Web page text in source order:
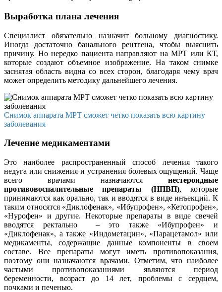
Выработка плана лечения
Специалист обязательно назначит больному диагностику.
Иногда достаточно банального рентгена, чтобы выяснить
причину. Но нередко пациента направляют на МРТ или КТ,
которые создают объемное изображение. На таком снимке
заснятая область видна со всех сторон, благодаря чему врач
может определить методику дальнейшего лечения.
Снимок аппарата МРТ сможет четко показать всю картину
заболевания
Лечение медикаментами
Это наиболее распространенный способ лечения такого
недуга или снижения и устранения болевых ощущений. Чаще
всего врачами назначаются нестероидные
противовоспалительные препараты (НПВП), которые
принимаются как орально, так и вводятся в виде инъекций. К
таким относятся «Диклофенак», «Ибупрофен», «Кетопрофен»,
«Нурофен» и другие. Некоторые препараты в виде свечей
вводятся ректально – это также «Ибупрофен» и
«Диклофенак», а также «Индометацин», «Парацетамол» или
медикаменты, содержащие данные компоненты в своем
составе. Все препараты могут иметь противопоказания,
поэтому они назначаются врачами. Отметим, что наиболее
частыми противопоказаниями являются период
беременности, возраст до 14 лет, проблемы с сердцем,
почками и печенью.